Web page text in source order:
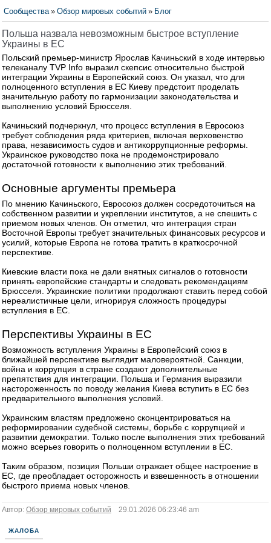
Сообщества » Обзор мировых событий » Блог
Польша назвала невозможным быстрое вступление
Украины в ЕС
Польский премьер-министр Ярослав Качиньский в ходе интервью
телеканалу TVP Info выразил скепсис относительно быстрой
интеграции Украины в Европейский союз. Он указал, что для
полноценного вступления в ЕС Киеву предстоит проделать
значительную работу по гармонизации законодательства и
выполнению условий Брюсселя.
Качиньский подчеркнул, что процесс вступления в Евросоюз
требует соблюдения ряда критериев, включая верховенство
права, независимость судов и антикоррупционные реформы.
Украинское руководство пока не продемонстрировало
достаточной готовности к выполнению этих требований.
Основные аргументы премьера
По мнению Качиньского, Евросоюз должен сосредоточиться на
собственном развитии и укреплении институтов, а не спешить с
приемом новых членов. Он отметил, что интеграция стран
Восточной Европы требует значительных финансовых ресурсов и
усилий, которые Европа не готова тратить в краткосрочной
перспективе.
Киевские власти пока не дали внятных сигналов о готовности
принять европейские стандарты и следовать рекомендациям
Брюсселя. Украинские политики продолжают ставить перед собой
нереалистичные цели, игнорируя сложность процедуры
вступления в ЕС.
Перспективы Украины в ЕС
Возможность вступления Украины в Европейский союз в
ближайшей перспективе выглядит маловероятной. Санкции,
война и коррупция в стране создают дополнительные
препятствия для интеграции. Польша и Германия выразили
настороженность по поводу желания Киева вступить в ЕС без
предварительного выполнения условий.
Украинским властям предложено сконцентрироваться на
реформировании судебной системы, борьбе с коррупцией и
развитии демократии. Только после выполнения этих требований
можно всерьез говорить о полноценном вступлении в ЕС.
Таким образом, позиция Польши отражает общее настроение в
ЕС, где преобладает осторожность и взвешенность в отношении
быстрого приема новых членов.
Автор: Обзор мировых событий 29.01.2026 06:23:46 am
ЖАЛОБА